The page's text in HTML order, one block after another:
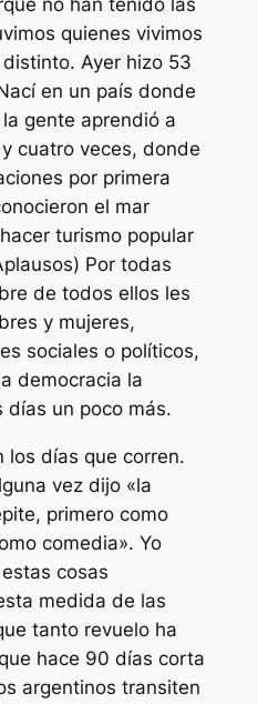
no han tenido las
quienes vivimos
Ayer hizo 53
en un país donde
gente aprendió a
cuatro veces, donde
por primera
el mar
turismo popular
Por todas
de todos ellos les
y mujeres,
sociales o políticos,
democracia la
días un poco más.
los días que corren.
vez dijo «la
primero como
comedia». Yo
cosas
medida de las
tanto revuelo ha
hace 90 días corta
argentinos transiten